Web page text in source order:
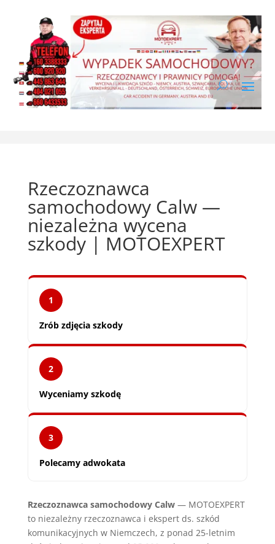
Rzeczoznawca
samochodowy Calw —
niezależna wycena
szkody | MOTOEXPERT
1
Zrób zdjęcia szkody
2
Wyceniamy szkodę
3
Polecamy adwokata
Rzeczoznawca samochodowy Calw— MOTOEXPERT
to niezależny rzeczoznawca i ekspert ds. szkód
komunikacyjnych w Niemczech, z ponad 25-letnim